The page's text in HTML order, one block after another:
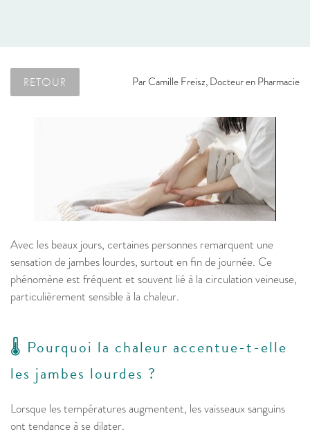
RETOUR ParCamille Freisz, Docteur en Pharmacie
Avec les beaux jours, certaines personnes remarquent une
sensation de jambes lourdes, surtout en fin de journée. Ce
phénomène est fréquent et souvent lié à la circulation veineuse,
particulièrement sensible à la chaleur.
🌡️ Pourquoi la chaleur accentue-t-elle
les jambes lourdes ?
Lorsque les températures augmentent, les vaisseaux sanguins
ont tendance à se dilater.